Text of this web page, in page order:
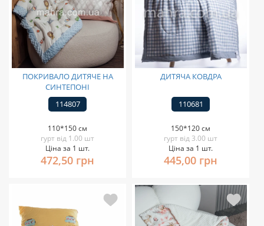
ПОКРИВАЛО ДИТЯЧЕ НА
СИНТЕПОНІ
114807
110*150 см
гурт від 1.00 шт
Ціна за 1 шт.
472,50 грн
ДИТЯЧА КОВДРА
110681
150*120 см
гурт від 3.00 шт
Ціна за 1 шт.
445,00 грн